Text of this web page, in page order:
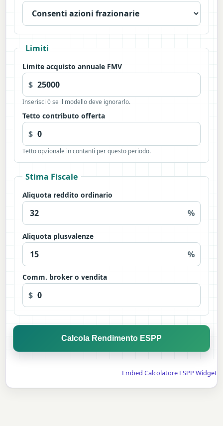
Limiti
Limite acquisto annuale FMV
$
Inserisci 0 se il modello deve ignorarlo.
Tetto contributo offerta
$
Tetto opzionale in contanti per questo periodo.
Stima Fiscale
Aliquota reddito ordinario
%
Aliquota plusvalenze
%
Comm. broker o vendita
$
Calcola Rendimento ESPP
Embed Calcolatore ESPP Widget